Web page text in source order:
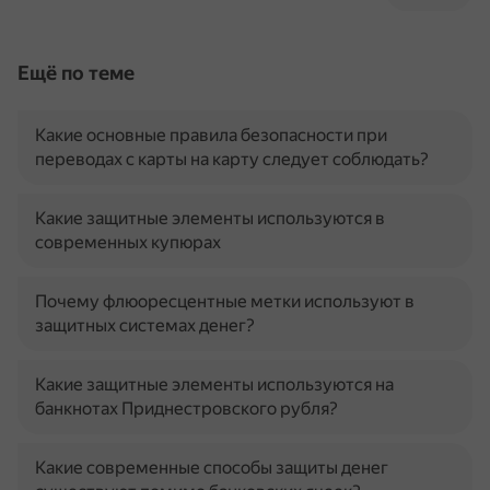
Ещё по теме
Какие основные правила безопасности при
переводах с карты на карту следует соблюдать?
Какие защитные элементы используются в
современных купюрах
Почему флюоресцентные метки используют в
защитных системах денег?
Какие защитные элементы используются на
банкнотах Приднестровского рубля?
Какие современные способы защиты денег